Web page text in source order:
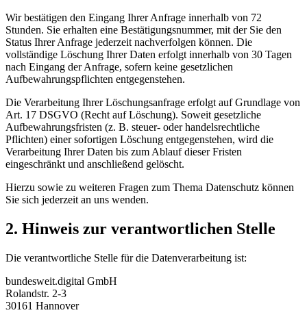
Wir bestätigen den Eingang Ihrer Anfrage innerhalb von 72
Stunden. Sie erhalten eine Bestätigungsnummer, mit der Sie den
Status Ihrer Anfrage jederzeit nachverfolgen können. Die
vollständige Löschung Ihrer Daten erfolgt innerhalb von 30 Tagen
nach Eingang der Anfrage, sofern keine gesetzlichen
Aufbewahrungspflichten entgegenstehen.
Die Verarbeitung Ihrer Löschungsanfrage erfolgt auf Grundlage von
Art. 17 DSGVO (Recht auf Löschung). Soweit gesetzliche
Aufbewahrungsfristen (z. B. steuer- oder handelsrechtliche
Pflichten) einer sofortigen Löschung entgegenstehen, wird die
Verarbeitung Ihrer Daten bis zum Ablauf dieser Fristen
eingeschränkt und anschließend gelöscht.
Hierzu sowie zu weiteren Fragen zum Thema Datenschutz können
Sie sich jederzeit an uns wenden.
2. Hinweis zur verantwortlichen Stelle
Die verantwortliche Stelle für die Datenverarbeitung ist:
bundesweit.digital GmbH
Rolandstr. 2-3
30161 Hannover